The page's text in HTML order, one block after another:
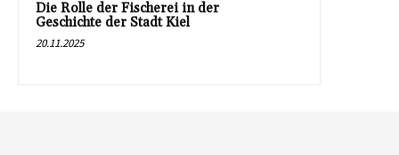
Die Rolle der Fischerei in der
Geschichte der Stadt Kiel
20.11.2025